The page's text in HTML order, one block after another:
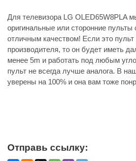
Для телевизора LG OLED65W8PLA
оригинальные или сторонние пульты
отличным качеством! Если это пульт
производителя, то он будет иметь
менее 5m и работать под любым
пульт не всегда лучше аналога. В
уверены на 100% и она вам тоже
Отправь ссылку: